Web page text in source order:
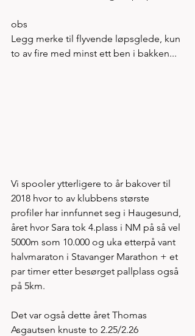
obs
Legg merke til flyvende løpsglede, kun
to av fire med minst ett ben i bakken...
Vi spooler ytterligere to år bakover til
2018 hvor to av klubbens største
profiler har innfunnet seg i Haugesund,
året hvor Sara tok 4.plass i NM på så vel
5000m som 10.000 og uka etterpå vant
halvmaraton i Stavanger Marathon + et
par timer etter besørget pallplass også
på 5km.
Det var også dette året Thomas
Asgautsen knuste to 2.25/2.26